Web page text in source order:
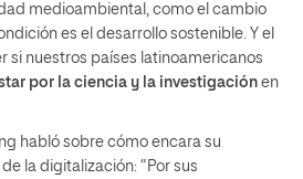
medioambiental, como el cambio
es el desarrollo sostenible. Y el
si nuestros países latinoamericanos
por la ciencia y la investigación en
habló sobre cómo encara su
la digitalización: “Por sus